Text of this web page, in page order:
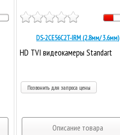
DS-2CE56C2T-IRM (2.8мм/ 3.6мм)
HD TVI видеокамеры Standart
Позвонить для запроса цены
Описание товара